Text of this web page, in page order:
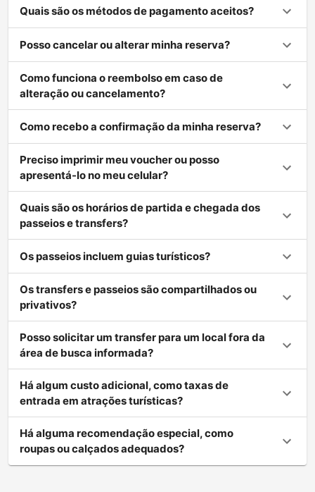
Quais são os métodos de pagamento aceitos?
Posso cancelar ou alterar minha reserva?
Como funciona o reembolso em caso de
alteração ou cancelamento?
Como recebo a confirmação da minha reserva?
Preciso imprimir meu voucher ou posso
apresentá-lo no meu celular?
Quais são os horários de partida e chegada dos
passeios e transfers?
Os passeios incluem guias turísticos?
Os transfers e passeios são compartilhados ou
privativos?
Posso solicitar um transfer para um local fora da
área de busca informada?
Há algum custo adicional, como taxas de
entrada em atrações turísticas?
Há alguma recomendação especial, como
roupas ou calçados adequados?